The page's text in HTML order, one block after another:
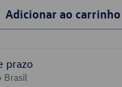
Adicionar ao carrinho
prazo
Brasil